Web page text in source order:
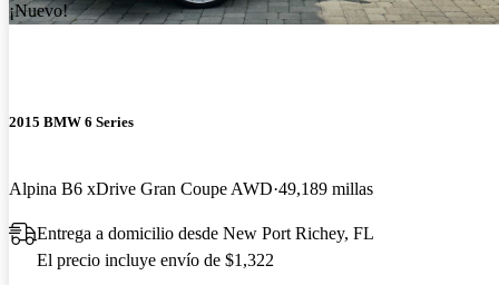
¡Nuevo!
2015 BMW 6 Series
Alpina B6 xDrive Gran Coupe AWD 49,189 millas
Entrega a domicilio desde New Port Richey, FL
El precio incluye envío de $1,322